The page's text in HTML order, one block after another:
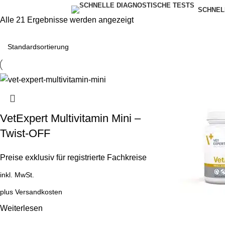
Alle 21 Ergebnisse werden angezeigt
VetExpert Multivitamin Mini –
Twist-OFF
Preise exklusiv für registrierte Fachkreise
inkl. MwSt.
plus Versandkosten
Weiterlesen